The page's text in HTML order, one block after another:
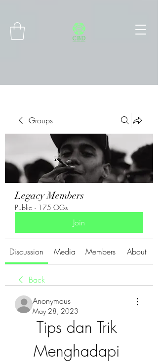
Groups
Legacy Members
Public · 175 OGs
Join
Discussion Media Members About
Back
Anonymous
May 28, 2023
Tips dan Trik
Menghadapi